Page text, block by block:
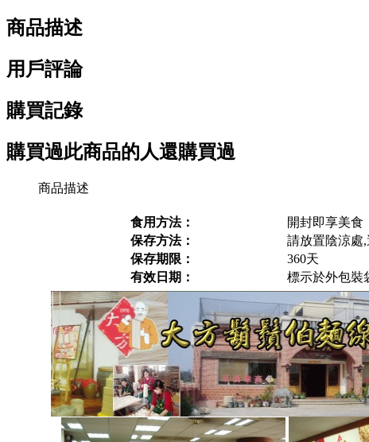
商品描述
用戶評論
購買記錄
購買過此商品的人還購買過
商品描述
食用方法：
開封即享美食
保存方法：
請放置陰涼處
保存期限：
360天
有效日期：
標示於外包裝